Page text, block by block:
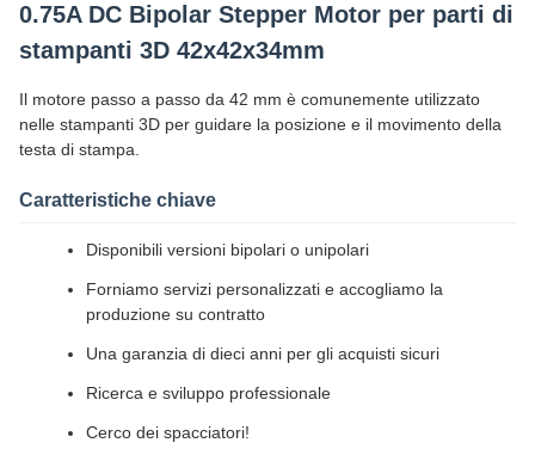
0.75A DC Bipolar Stepper Motor per parti di
stampanti 3D 42x42x34mm
Il motore passo a passo da 42 mm è comunemente utilizzato
nelle stampanti 3D per guidare la posizione e il movimento della
testa di stampa.
Caratteristiche chiave
Disponibili versioni bipolari o unipolari
Forniamo servizi personalizzati e accogliamo la
produzione su contratto
Una garanzia di dieci anni per gli acquisti sicuri
Ricerca e sviluppo professionale
Cerco dei spacciatori!